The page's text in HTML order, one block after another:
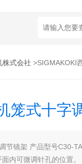
株式会社 >SIGMAKOKI
笼式十字
节镜架 产品型号C30-
内可微调针孔的位置。